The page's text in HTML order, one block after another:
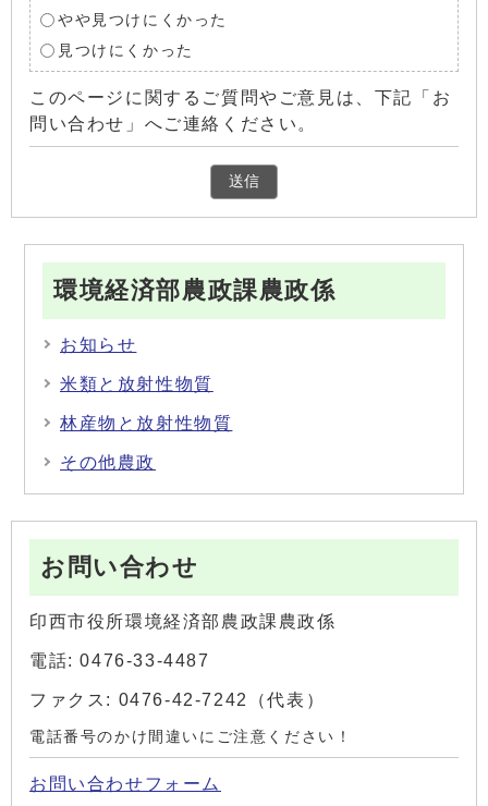
やや見つけにくかった
見つけにくかった
このページに関するご質問やご意見は、下記「お
問い合わせ」へご連絡ください。
環境経済部農政課農政係
お知らせ
米類と放射性物質
林産物と放射性物質
その他農政
お問い合わせ
印西市役所環境経済部農政課農政係
電話: 0476-33-4487
ファクス: 0476-42-7242（代表）
電話番号のかけ間違いにご注意ください！
お問い合わせフォーム